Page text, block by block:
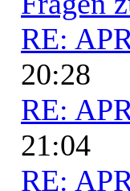
RE:
20:28
RE:
21:04
RE: